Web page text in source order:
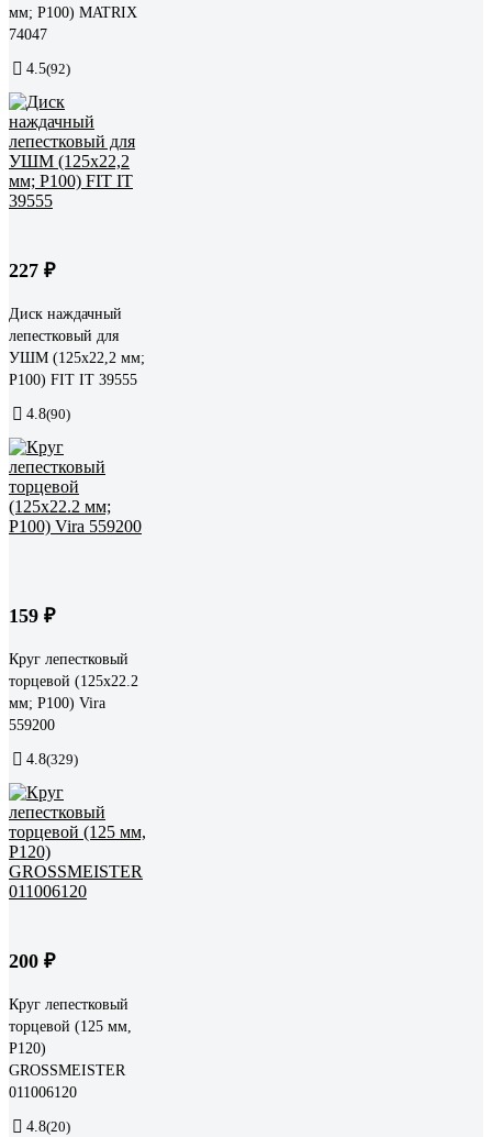
мм; P100) MATRIX
74047
4.5(92)
227 ₽
Диск наждачный
лепестковый для
УШМ (125х22,2 мм;
Р100) FIT IT 39555
4.8(90)
159 ₽
Круг лепестковый
торцевой (125х22.2
мм; P100) Vira
559200
4.8(329)
200 ₽
Круг лепестковый
торцевой (125 мм,
Р120)
GROSSMEISTER
011006120
4.8(20)